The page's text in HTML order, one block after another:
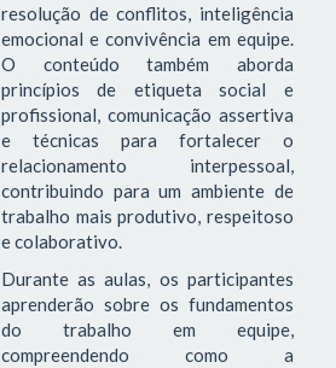
resolução de conflitos, inteligência
emocional e convivência em equipe.
O conteúdo também aborda
princípios de etiqueta social e
profissional, comunicação assertiva
e técnicas para fortalecer o
relacionamento interpessoal,
contribuindo para um ambiente de
trabalho mais produtivo, respeitoso
e colaborativo.
Durante as aulas, os participantes
aprenderão sobre os fundamentos
do trabalho em equipe,
compreendendo como a